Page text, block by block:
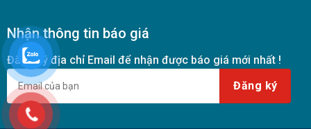
Nhận thông tin báo giá
Đăng ký địa chỉ Email để nhận được báo giá mới nhất !